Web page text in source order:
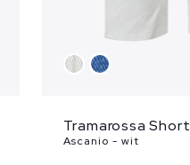
Tramarossa Short
Ascanio - wit